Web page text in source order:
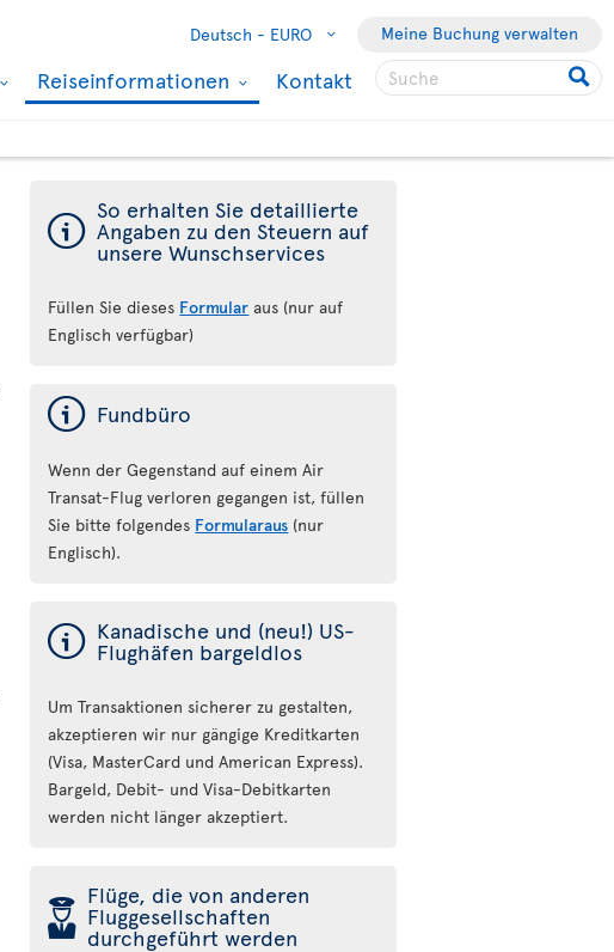
Deutsch - EURO Meine Buchung verwalten
Reiseinformationen Kontakt
ý So erhalten Sie detaillierte
Angaben zu den Steuern auf
unsere Wunschservices
Füllen Sie dieses Formular aus (nur auf
Englisch verfügbar)
ý Fundbüro
Wenn der Gegenstand auf einem Air
Transat-Flug verloren gegangen ist, füllen
Sie bitte folgendes Formularaus (nur
Englisch).
ý Kanadische und (neu!) US-
Flughäfen bargeldlos
Um Transaktionen sicherer zu gestalten,
akzeptieren wir nur gängige Kreditkarten
(Visa, MasterCard und American Express).
Bargeld, Debit- und Visa-Debitkarten
werden nicht länger akzeptiert.
þ Flüge, die von anderen
Fluggesellschaften
durchgeführt werden